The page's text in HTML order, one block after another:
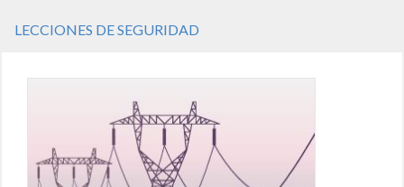
LECCIONES DE SEGURIDAD